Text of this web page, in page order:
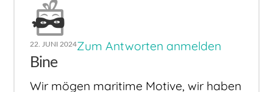
22. JUNI 2024Zum Antworten anmelden
Bine
Wir mögen maritime Motive, wir haben